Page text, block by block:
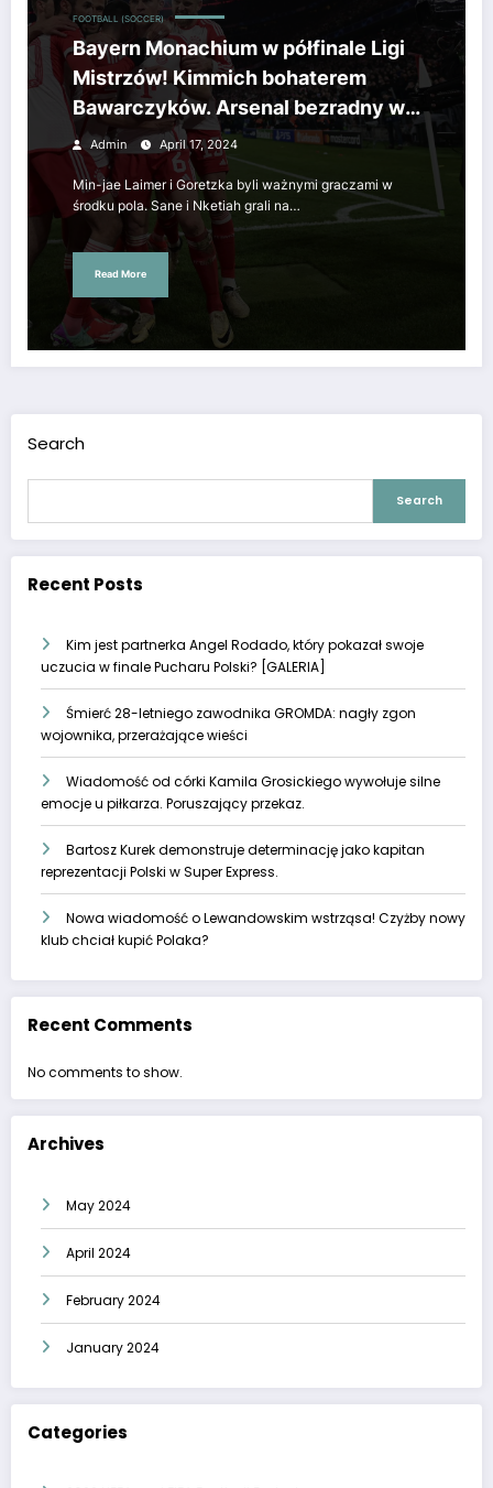
FOOTBALL (SOCCER)
Bayern Monachium w półfinale Ligi
Mistrzów! Kimmich bohaterem
Bawarczyków. Arsenal bezradny w
Monachium
Admin April 17, 2024
Min-jae Laimer i Goretzka byli ważnymi graczami w
środku pola. Sane i Nketiah grali na…
Read More
Search
Search
Recent Posts
Kim jest partnerka Angel Rodado, który pokazał swoje
uczucia w finale Pucharu Polski? [GALERIA]
Śmierć 28-letniego zawodnika GROMDA: nagły zgon
wojownika, przerażające wieści
Wiadomość od córki Kamila Grosickiego wywołuje silne
emocje u piłkarza. Poruszający przekaz.
Bartosz Kurek demonstruje determinację jako kapitan
reprezentacji Polski w Super Express.
Nowa wiadomość o Lewandowskim wstrząsa! Czyżby nowy
klub chciał kupić Polaka?
Recent Comments
No comments to show.
Archives
May 2024
April 2024
February 2024
January 2024
Categories